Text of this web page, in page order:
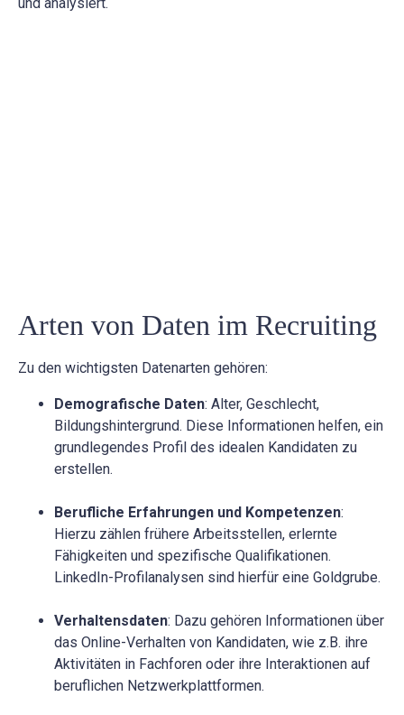
Arten von Daten im Recruiting
Zu den wichtigsten Datenarten gehören:
Demografische Daten: Alter, Geschlecht,
Bildungshintergrund. Diese Informationen helfen, ein
grundlegendes Profil des idealen Kandidaten zu
erstellen.
Berufliche Erfahrungen und Kompetenzen:
Hierzu zählen frühere Arbeitsstellen, erlernte
Fähigkeiten und spezifische Qualifikationen.
LinkedIn-Profilanalysen sind hierfür eine Goldgrube.
Verhaltensdaten: Dazu gehören Informationen über
das Online-Verhalten von Kandidaten, wie z.B. ihre
Aktivitäten in Fachforen oder ihre Interaktionen auf
beruflichen Netzwerkplattformen.